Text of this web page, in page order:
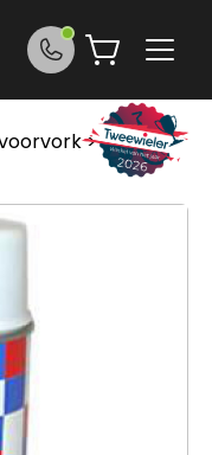
> Cyclus